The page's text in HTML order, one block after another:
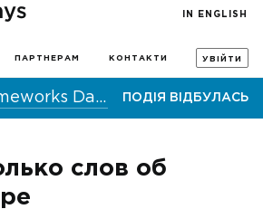
ПАРТНЕРАМ КОНТАКТИ УВІЙТИ
IN ENGLISH
Most JS Frameworks Day 2016 ПОДІЯ ВІДБУЛАСЬ
слов об